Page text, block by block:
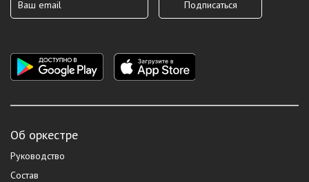
Об оркестре
Руководство
Состав